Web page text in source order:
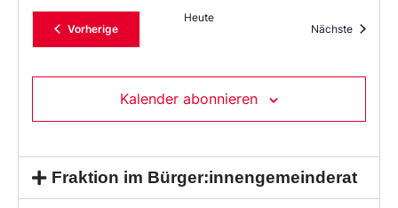
VorherigeVeranstaltungen
Heute
Nächste
Kalender abonnieren
Fraktion im Bürger:innengemeinderat